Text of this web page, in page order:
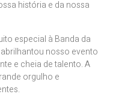
história e da nossa
especial à Banda da
nosso evento
e cheia de talento. A
orgulho e